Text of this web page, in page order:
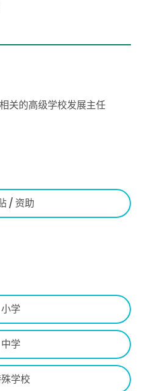
关的高级学校发展主任
/ 资助
小学
中学
学校